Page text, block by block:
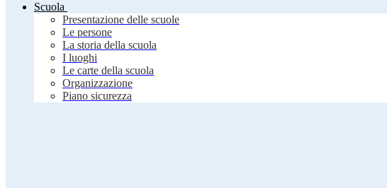
Scuola
Presentazione delle scuole
Le persone
La storia della scuola
I luoghi
Le carte della scuola
Organizzazione
Piano sicurezza